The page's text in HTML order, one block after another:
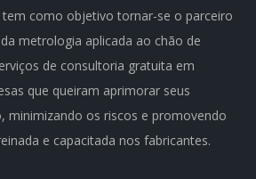
tem como objetivo tornar-se o parceiro
metrologia aplicada ao chão de
de consultoria gratuita em
que queiram aprimorar seus
minimizando os riscos e promovendo
e capacitada nos fabricantes.